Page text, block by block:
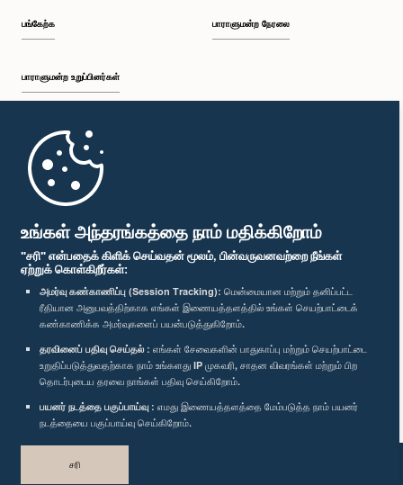
உங்கள் அந்தரங்கத்தை நாம் மதிக்கிறோம்
"சரி" என்பதைக் கிளிக் செய்வதன் மூலம், பின்வருவனவற்றை நீங்கள்
ஏற்றுக் கொள்கிறீர்கள்:
அமர்வு கண்காணிப்பு (Session Tracking): மென்மையான மற்றும் தனிப்பட்ட
ரீதியான அனுபவத்திற்காக எங்கள் இணையத்தளத்தில் உங்கள் செயற்பாட்டைக்
கண்காணிக்க அமர்வுகளைப் பயன்படுத்துகிறோம்.
தரவினைப் பதிவு செய்தல் : எங்கள் சேவைகளின் பாதுகாப்பு மற்றும் செயற்பாட்டை
உறுதிப்படுத்துவதற்காக நாம் உங்களது IP முகவரி, சாதன விவரங்கள் மற்றும் பிற
தொடர்புடைய தரவை நாங்கள் பதிவு செய்கிறோம்.
பயனர் நடத்தை பகுப்பாய்வு : எமது இணையத்தளத்தை மேம்படுத்த நாம் பயனர்
நடத்தையை பகுப்பாய்வு செய்கிறோம்.
சரி
பங்கேற்க
பாராளுமன்ற உறுப்பினர்கள்
முதற்பக்கம்
பாராளுமன்ற நேரலை
பாராளுமன்ற கையடக்க செயலி
எம்மை பின்தொடர்க :
விருதுகள்
தனியுரிமைக் கொள்கை